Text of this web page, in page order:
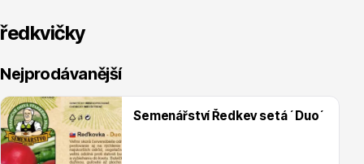
ředkvičky
Nejprodávanější
Semenářství Ředkev setá ´Duo´